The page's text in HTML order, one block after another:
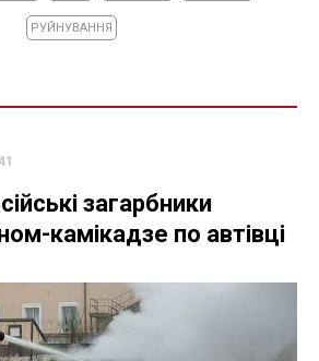
РУЙНУВАННЯ
загарбники
камікадзе по автівці